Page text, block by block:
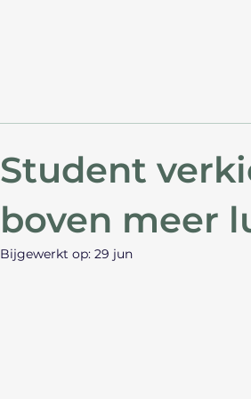
Student
boven meer
Bijgewerkt op: 29 jun